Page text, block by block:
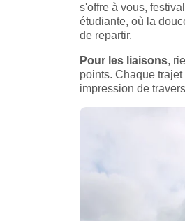
s'offre à vous,
étudiante, où la
de repartir.
Pour les liaisons,
points. Chaque
impression de